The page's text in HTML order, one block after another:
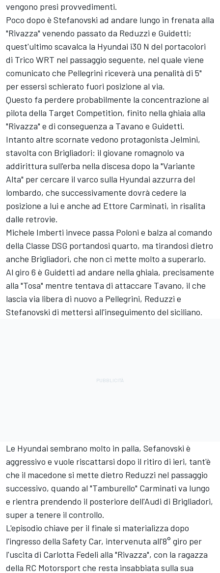
vengono presi provvedimenti.
Poco dopo è Stefanovski ad andare lungo in frenata alla
"Rivazza" venendo passato da Reduzzi e Guidetti;
quest'ultimo scavalca la Hyundai i30 N del portacolori
di Trico WRT nel passaggio seguente, nel quale viene
comunicato che Pellegrini riceverà una penalità di 5"
per essersi schierato fuori posizione al via.
Questo fa perdere probabilmente la concentrazione al
pilota della Target Competition, finito nella ghiaia alla
"Rivazza" e di conseguenza a Tavano e Guidetti.
Intanto altre scornate vedono protagonista Jelmini,
stavolta con Brigliadori: il giovane romagnolo va
addirittura sull'erba nella discesa dopo la "Variante
Alta" per cercare il varco sulla Hyundai azzurra del
lombardo, che successivamente dovrà cedere la
posizione a lui e anche ad Ettore Carminati, in risalita
dalle retrovie.
Michele Imberti invece passa Poloni e balza al comando
della Classe DSG portandosi quarto, ma tirandosi dietro
anche Brigliadori, che non ci mette molto a superarlo.
Al giro 6 è Guidetti ad andare nella ghiaia, precisamente
alla "Tosa" mentre tentava di attaccare Tavano, il che
lascia via libera di nuovo a Pellegrini, Reduzzi e
Stefanovski di mettersi all'inseguimento del siciliano.
Le Hyundai sembrano molto in palla, Sefanovski è
aggressivo e vuole riscattarsi dopo il ritiro di ieri, tant'è
che il macedone si mette dietro Reduzzi nel passaggio
successivo, quando al "Tamburello" Carminati va lungo
e rientra prendendo il posteriore dell'Audi di Brigliadori,
super a tenere il controllo.
L'episodio chiave per il finale si materializza dopo
l'ingresso della Safety Car, intervenuta all'8° giro per
l'uscita di Carlotta Fedeli alla "Rivazza", con la ragazza
della RC Motorsport che resta insabbiata sulla sua